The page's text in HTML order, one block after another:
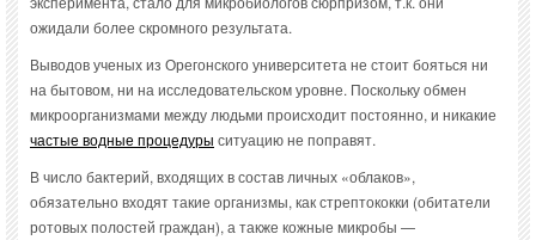
ожидали более скромного результата.
Выводов ученых из Орегонского университета не стоит бояться ни
на бытовом, ни на исследовательском уровне. Поскольку обмен
микроорганизмами между людьми происходит постоянно, и никакие
частые водные процедуры ситуацию не поправят.
В число бактерий, входящих в состав личных «облаков»,
обязательно входят такие организмы, как стрептококки (обитатели
ротовых полостей граждан), а также кожные микробы —